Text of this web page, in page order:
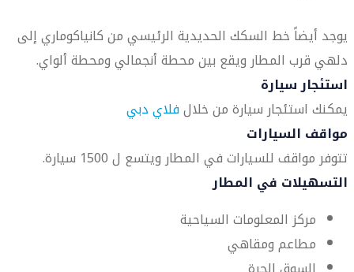
يوجد أيضاً خط السكك الحديدية الرئيسي من كانياكوماري إلى
دلهي قرب المطار ويقع بين محطة أنجمالي ومحطة ألواي.
استئجار سيارة
يمكنك استئجار سيارة من خلالفلاي دبي
مواقف السيارات
تتوفر مواقف للسيارات في المطار ويتسع ل 1500 سيارة.
التسهيلات في المطار
مركز المعلومات السياحية
مطاعم ومقاهي